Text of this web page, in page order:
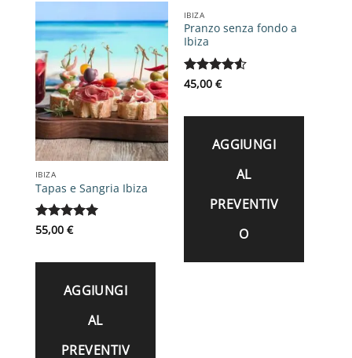
IBIZA
Tapas e Sangria Ibiza
Valutato
55,00 €
AGGIUNGI
AL
PREVENTIV
IBIZA
Pranzo senza fondo a
Ibiza
Valutato
45,00 €
AGGIUNGI
AL
PREVENTIV
O